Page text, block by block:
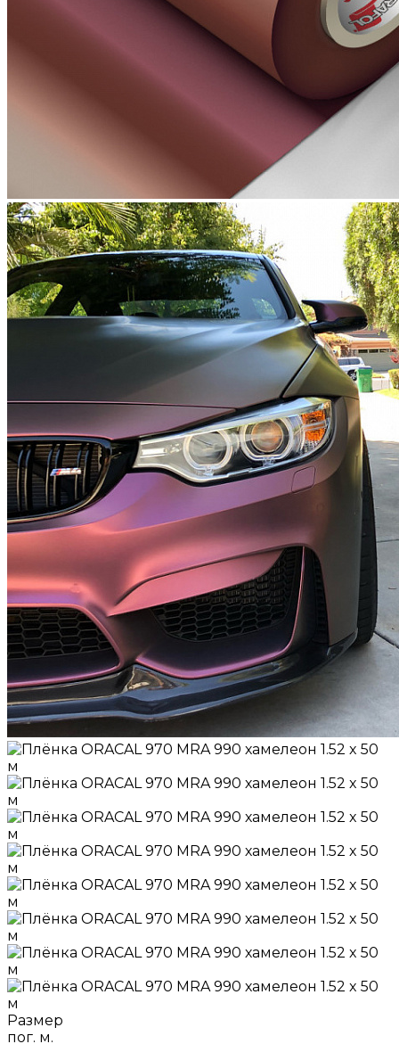
Размер
пог. м.